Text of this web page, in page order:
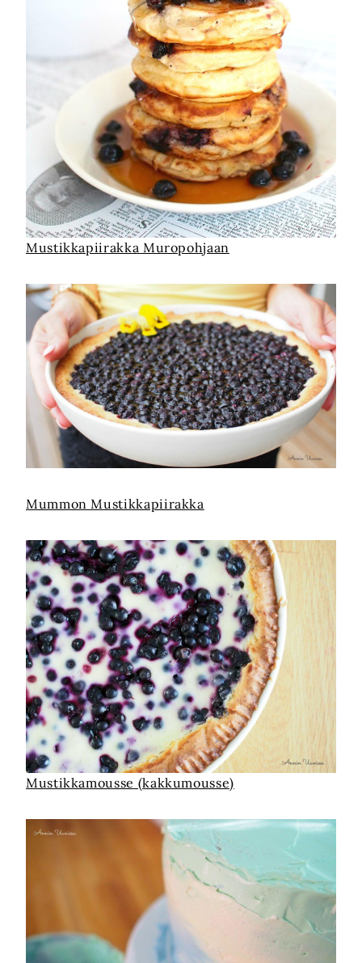
Mustikkapiirakka Muropohjaan
Mummon Mustikkapiirakka
Mustikkamousse (kakkumousse)